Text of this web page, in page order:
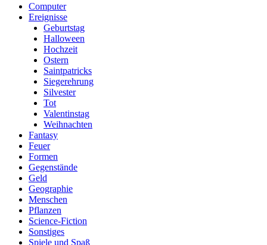
Computer
Ereignisse
Geburtstag
Halloween
Hochzeit
Ostern
Saintpatricks
Siegerehrung
Silvester
Tot
Valentinstag
Weihnachten
Fantasy
Feuer
Formen
Gegenstände
Geld
Geographie
Menschen
Pflanzen
Science-Fiction
Sonstiges
Spiele und Spaß